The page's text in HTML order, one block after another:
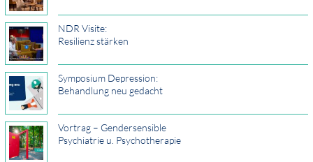
NDR Visite:
Resilienz stärken
Symposium Depression:
Behandlung neu gedacht
Vortrag – Gendersensible
Psychiatrie u. Psychotherapie